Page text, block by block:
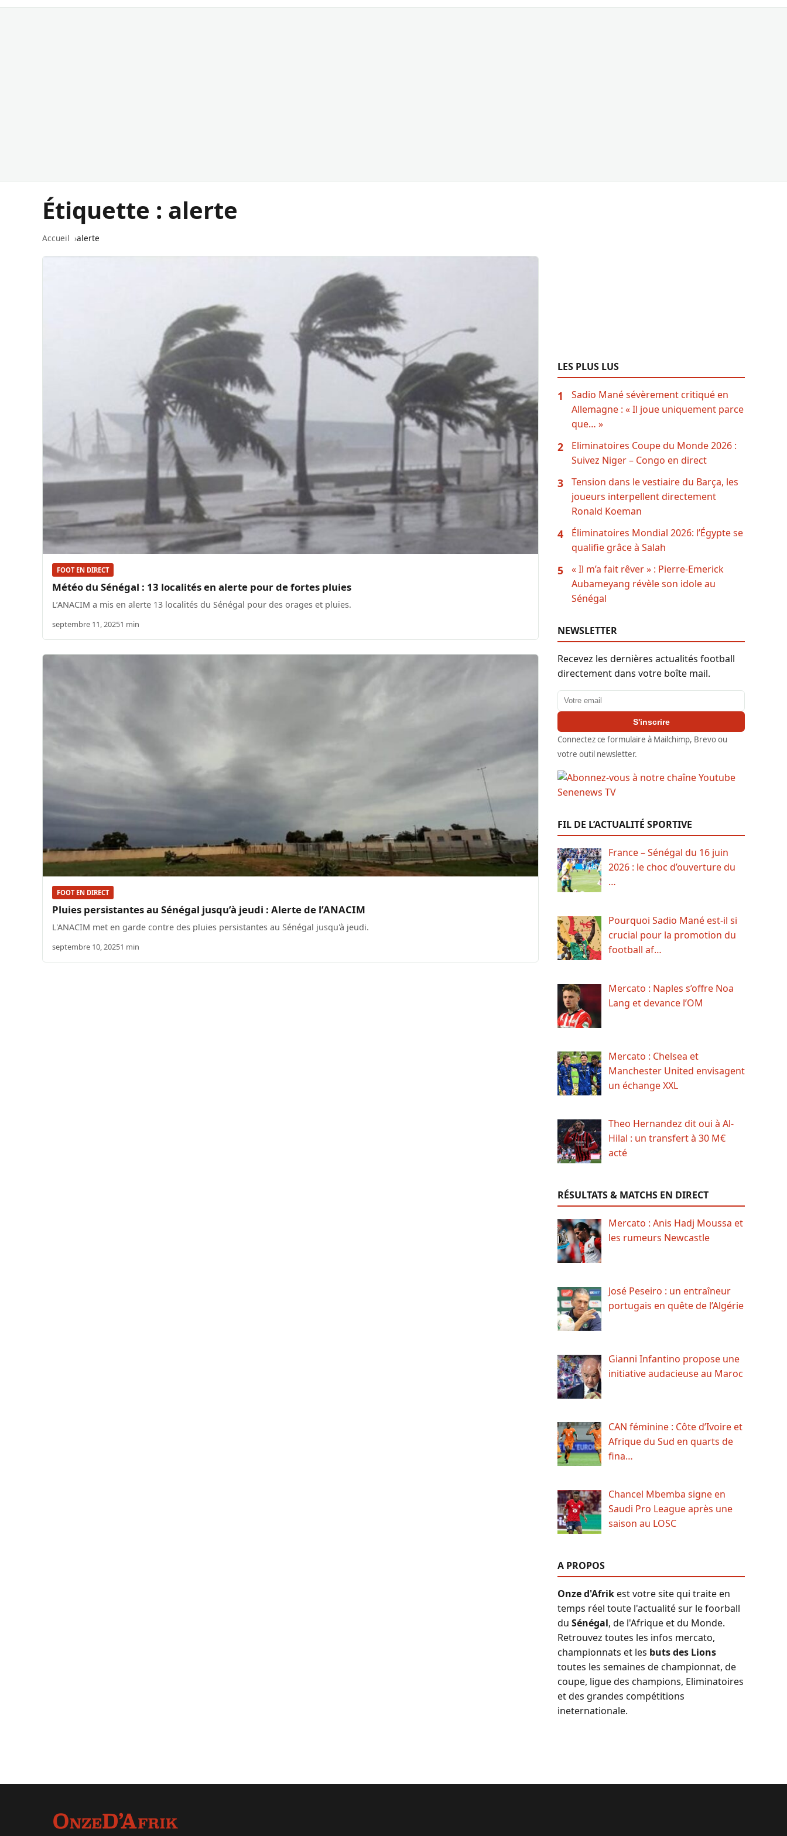
Étiquette : alerte
Accueil alerte
FOOT EN DIRECT
Météo du Sénégal : 13 localités en alerte pour de fortes pluies
L’ANACIM a mis en alerte 13 localités du Sénégal pour des orages et pluies.
septembre 11, 20251 min
FOOT EN DIRECT
Pluies persistantes au Sénégal jusqu’à jeudi : Alerte de l’ANACIM
L'ANACIM met en garde contre des pluies persistantes au Sénégal jusqu'à jeudi.
septembre 10, 20251 min
LES PLUS LUS
1
Sadio Mané sévèrement critiqué en
Allemagne : « Il joue uniquement parce
que… »
2
Eliminatoires Coupe du Monde 2026 :
Suivez Niger – Congo en direct
3
Tension dans le vestiaire du Barça, les
joueurs interpellent directement
Ronald Koeman
4
Éliminatoires Mondial 2026: l’Égypte se
qualifie grâce à Salah
5
« Il m’a fait rêver » : Pierre-Emerick
Aubameyang révèle son idole au
Sénégal
NEWSLETTER
Recevez les dernières actualités football
directement dans votre boîte mail.
Adresse email
S'inscrire
Connectez ce formulaire à Mailchimp, Brevo ou
votre outil newsletter.
FIL DE L’ACTUALITÉ SPORTIVE
France – Sénégal du 16 juin
2026 : le choc d’ouverture du
…
Pourquoi Sadio Mané est-il si
crucial pour la promotion du
football af…
Mercato : Naples s’offre Noa
Lang et devance l’OM
Mercato : Chelsea et
Manchester United envisagent
un échange XXL
Theo Hernandez dit oui à Al-
Hilal : un transfert à 30 M€
acté
RÉSULTATS & MATCHS EN DIRECT
Mercato : Anis Hadj Moussa et
les rumeurs Newcastle
José Peseiro : un entraîneur
portugais en quête de l’Algérie
Gianni Infantino propose une
initiative audacieuse au Maroc
CAN féminine : Côte d’Ivoire et
Afrique du Sud en quarts de
fina…
Chancel Mbemba signe en
Saudi Pro League après une
saison au LOSC
A PROPOS
Onze d'Afrikest votre site qui traite en
temps réel toute l'actualité sur le foorball
du Sénégal, de l'Afrique et du Monde.
Retrouvez toutes les infos mercato,
championnats et les buts des Lions
toutes les semaines de championnat, de
coupe, ligue des champions, Eliminatoires
et des grandes compétitions
ineternationale.